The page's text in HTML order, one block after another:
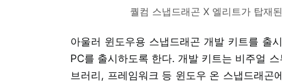
퀄컴 스냅드래곤 X 엘리트가 탑재
아울러 윈도우용 스냅드래곤 개발 키트를 출
PC를 출시하도록 한다. 개발 키트는 비주얼
브러리, 프레임워크 등 윈도우 온 스냅드래곤